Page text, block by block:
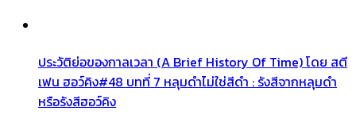
ประวัติย่อของกาลเวลา (A Brief History Of Time) โดย สตี
เฟน ฮอว์คิง#48 บทที่ 7 หลุมดำไม่ใช่สีดำ : รังสีจากหลุมดำ
หรือรังสีฮอว์คิง